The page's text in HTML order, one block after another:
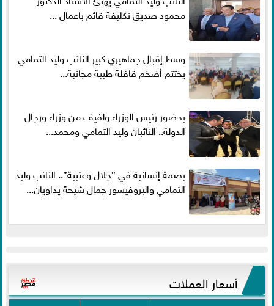
محمود صديق تكليفة قائم باعمال ...
وسط إقبال جماهيري كبير النائب وليد التمامي
يختتم أضخم قافلة طبية مجانية...
بحضور رئيس الوزراء ولفيف من وزراء ورجال
الدولة.. النائبان وليد التمامي ومحمد...
بصمة إنسانية في ”جلال وعتيبة”.. النائب وليد
التمامي والبروفيسور جمال شيحة يداويان...
أسعار العملات